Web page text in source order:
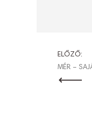
ELŐZŐ:
MÉR –